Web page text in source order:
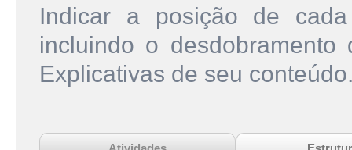
Indicar a posição de
incluindo o
Explicativas de seu